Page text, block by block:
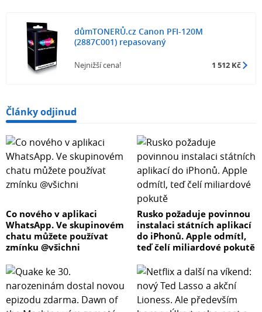
důmTONERŮ.cz Canon PFI-120M
(2887C001) repasovaný
Nejnižší cena! 1 512 Kč
Články odjinud
Co nového v aplikaci
WhatsApp. Ve skupinovém
chatu můžete používat
zmínku @všichni
Rusko požaduje povinnou
instalaci státních aplikací
do iPhonů. Apple odmítl,
teď čelí miliardové pokutě